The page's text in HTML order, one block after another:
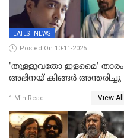
LATEST NEWS
Posted On 10-11-2025
'തുള്ളുവതോ ഇളമൈ' താരം
അഭിനയ് കിങ്ങർ അന്തരിച്ചു
1 Min Read View All